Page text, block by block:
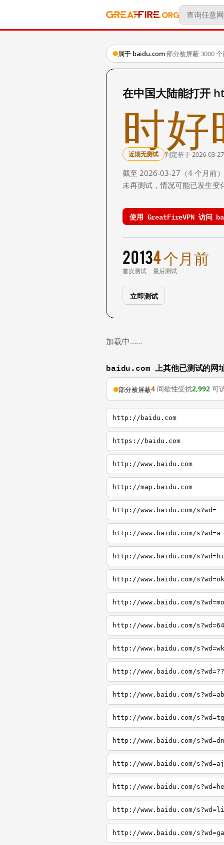
属于 baidu.com·部分被屏蔽·3000
在中国大陆能打开
时好
近期无测试 判定基于 2026-03-
截至 2026-03-27（4 个月前
未再测试，情况可能已发生变
使用 GreatFireVPN 访问
2013
首次测试
4 个月前
最后测试
立即测试
加载中……
baidu.com 上其他已测试的网
部分被屏蔽4 间歇性受扰2,992 可
http://baidu.com
https://baidu.com
http://www.baidu.com
http://map.baidu.com
http://www.baidu.com/s?wd=
http://www.baidu.com/s?wd=a
http://www.baidu.com/s?wd=hi
http://www.baidu.com/s?wd=ok
http://www.baidu.com/s?wd=mo
http://www.baidu.com/s?wd=64
http://www.baidu.com/s?wd=wk
http://www.baidu.com/s?wd=??
http://www.baidu.com/s?wd=ab
http://www.baidu.com/s?wd=tg
http://www.baidu.com/s?wd=dn
http://www.baidu.com/s?wd=aj
http://www.baidu.com/
http://www.baidu.com/
http://www.baidu.com/